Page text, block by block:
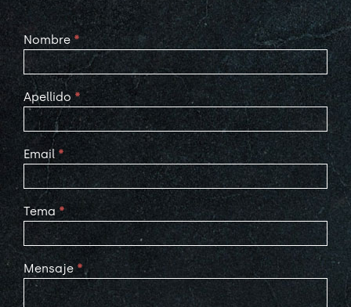
Contact
Us
Nombre *
Apellido *
Email *
Tema *
Mensaje *